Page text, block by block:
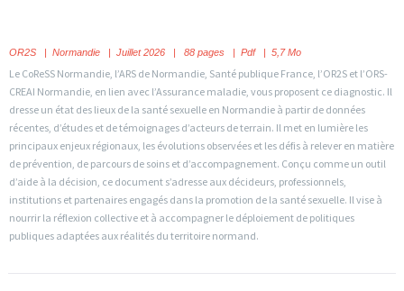
OR2S | Normandie| Juillet 2026 | 88 pages | Pdf | 5,7 Mo
Le CoReSS Normandie, l’ARS de Normandie, Santé publique France, l’OR2S et l’ORS-
CREAI Normandie, en lien avec l’Assurance maladie, vous proposent ce diagnostic. Il
dresse un état des lieux de la santé sexuelle en Normandie à partir de données
récentes, d’études et de témoignages d’acteurs de terrain. Il met en lumière les
principaux enjeux régionaux, les évolutions observées et les défis à relever en matière
de prévention, de parcours de soins et d’accompagnement. Conçu comme un outil
d’aide à la décision, ce document s’adresse aux décideurs, professionnels,
institutions et partenaires engagés dans la promotion de la santé sexuelle. Il vise à
nourrir la réflexion collective et à accompagner le déploiement de politiques
publiques adaptées aux réalités du territoire normand.